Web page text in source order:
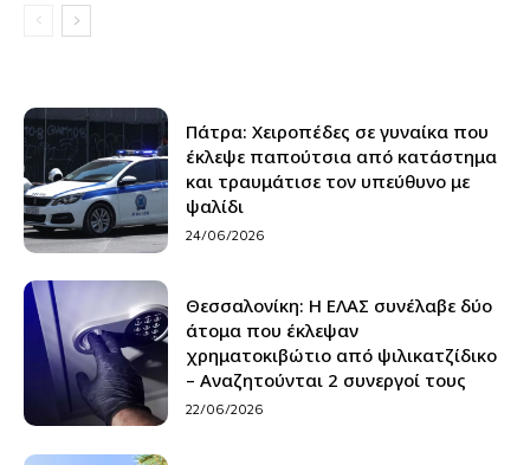
Πάτρα: Xειροπέδες σε γυναίκα που
έκλεψε παπούτσια από κατάστημα
και τραυμάτισε τον υπεύθυνο με
ψαλίδι
24/06/2026
Θεσσαλονίκη: H ΕΛΑΣ συνέλαβε δύο
άτομα που έκλεψαν
χρηματοκιβώτιο από ψιλικατζίδικο
– Αναζητούνται 2 συνεργοί τους
22/06/2026